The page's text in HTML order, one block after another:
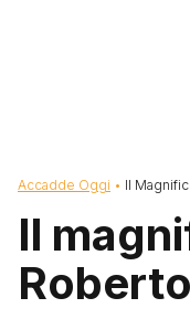
Briciole di
Accadde Oggi Il
Il